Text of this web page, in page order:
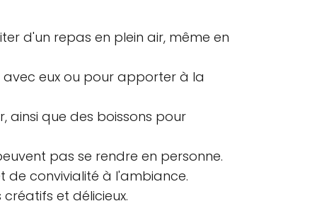
d'un repas en plein air, même en
eux ou pour apporter à la
ainsi que des boissons pour
pas se rendre en personne.
de convivialité à l'ambiance.
et délicieux.